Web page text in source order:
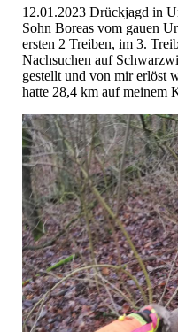
12.01.2023 Drückjagd in
Sohn Boreas vom gauen
ersten 2 Treiben, im 3.
Nachsuchen auf
gestellt und von mir erlöst
hatte 28,4 km auf meinem